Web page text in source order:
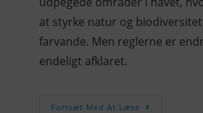
at styrke natur og
farvande. Men reglerne er
endeligt afklaret.
Fortsæt Med At Læse